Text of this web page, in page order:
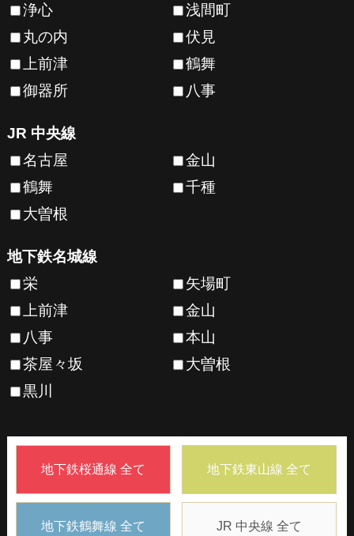
浄心
浅間町
丸の内
伏見
上前津
鶴舞
御器所
八事
JR 中央線
名古屋
金山
鶴舞
千種
大曽根
地下鉄名城線
栄
矢場町
上前津
金山
八事
本山
茶屋々坂
大曽根
黒川
地下鉄桜通線 全て 地下鉄東山線 全て
地下鉄鶴舞線 全て JR 中央線 全て